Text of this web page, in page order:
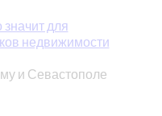
для
недвижимости
и Севастополе